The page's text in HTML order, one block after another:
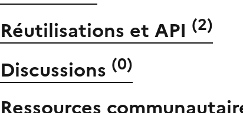
Réutilisations et API (2)
Discussions (0)